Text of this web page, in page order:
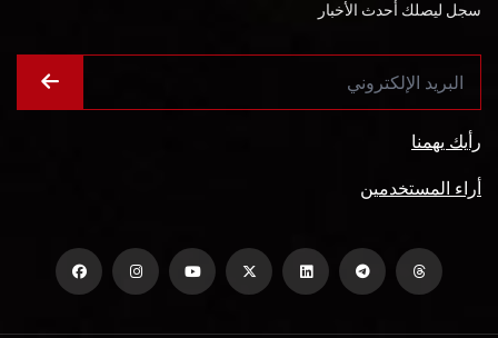
سجل ليصلك أحدث الأخبار
رأيك يهمنا
أراء المستخدمين